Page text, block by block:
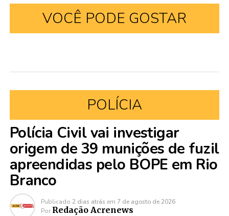
VOCÊ PODE GOSTAR
POLÍCIA
Polícia Civil vai investigar
origem de 39 munições de fuzil
apreendidas pelo BOPE em Rio
Branco
Publicado 2 dias atrás em 7 de agosto de 2026
Por Redação Acrenews